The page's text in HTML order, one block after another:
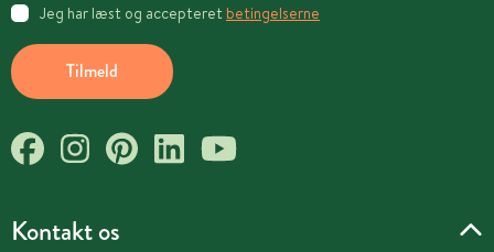
Kontakt os
Tilmeld
Jeg har læst og accepteret betingelserne